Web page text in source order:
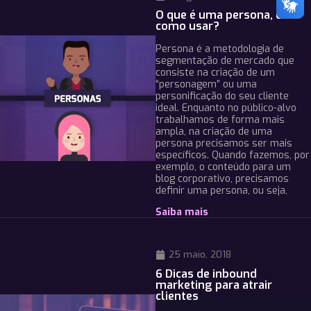
O que é uma persona, e
como usar?
Persona é a metodologia de
segmentação de mercado que
consiste na criação de um
“personagem” ou uma
personificação do seu cliente
ideal. Enquanto no público-alvo
trabalhamos de forma mais
ampla, na criação de uma
persona precisamos ser mais
específicos. Quando fazemos, por
exemplo, o conteúdo para um
blog corporativo, precisamos
definir uma persona, ou seja,
Saiba mais
25 maio, 2018
6 Dicas de inbound
marketing para atrair
clientes